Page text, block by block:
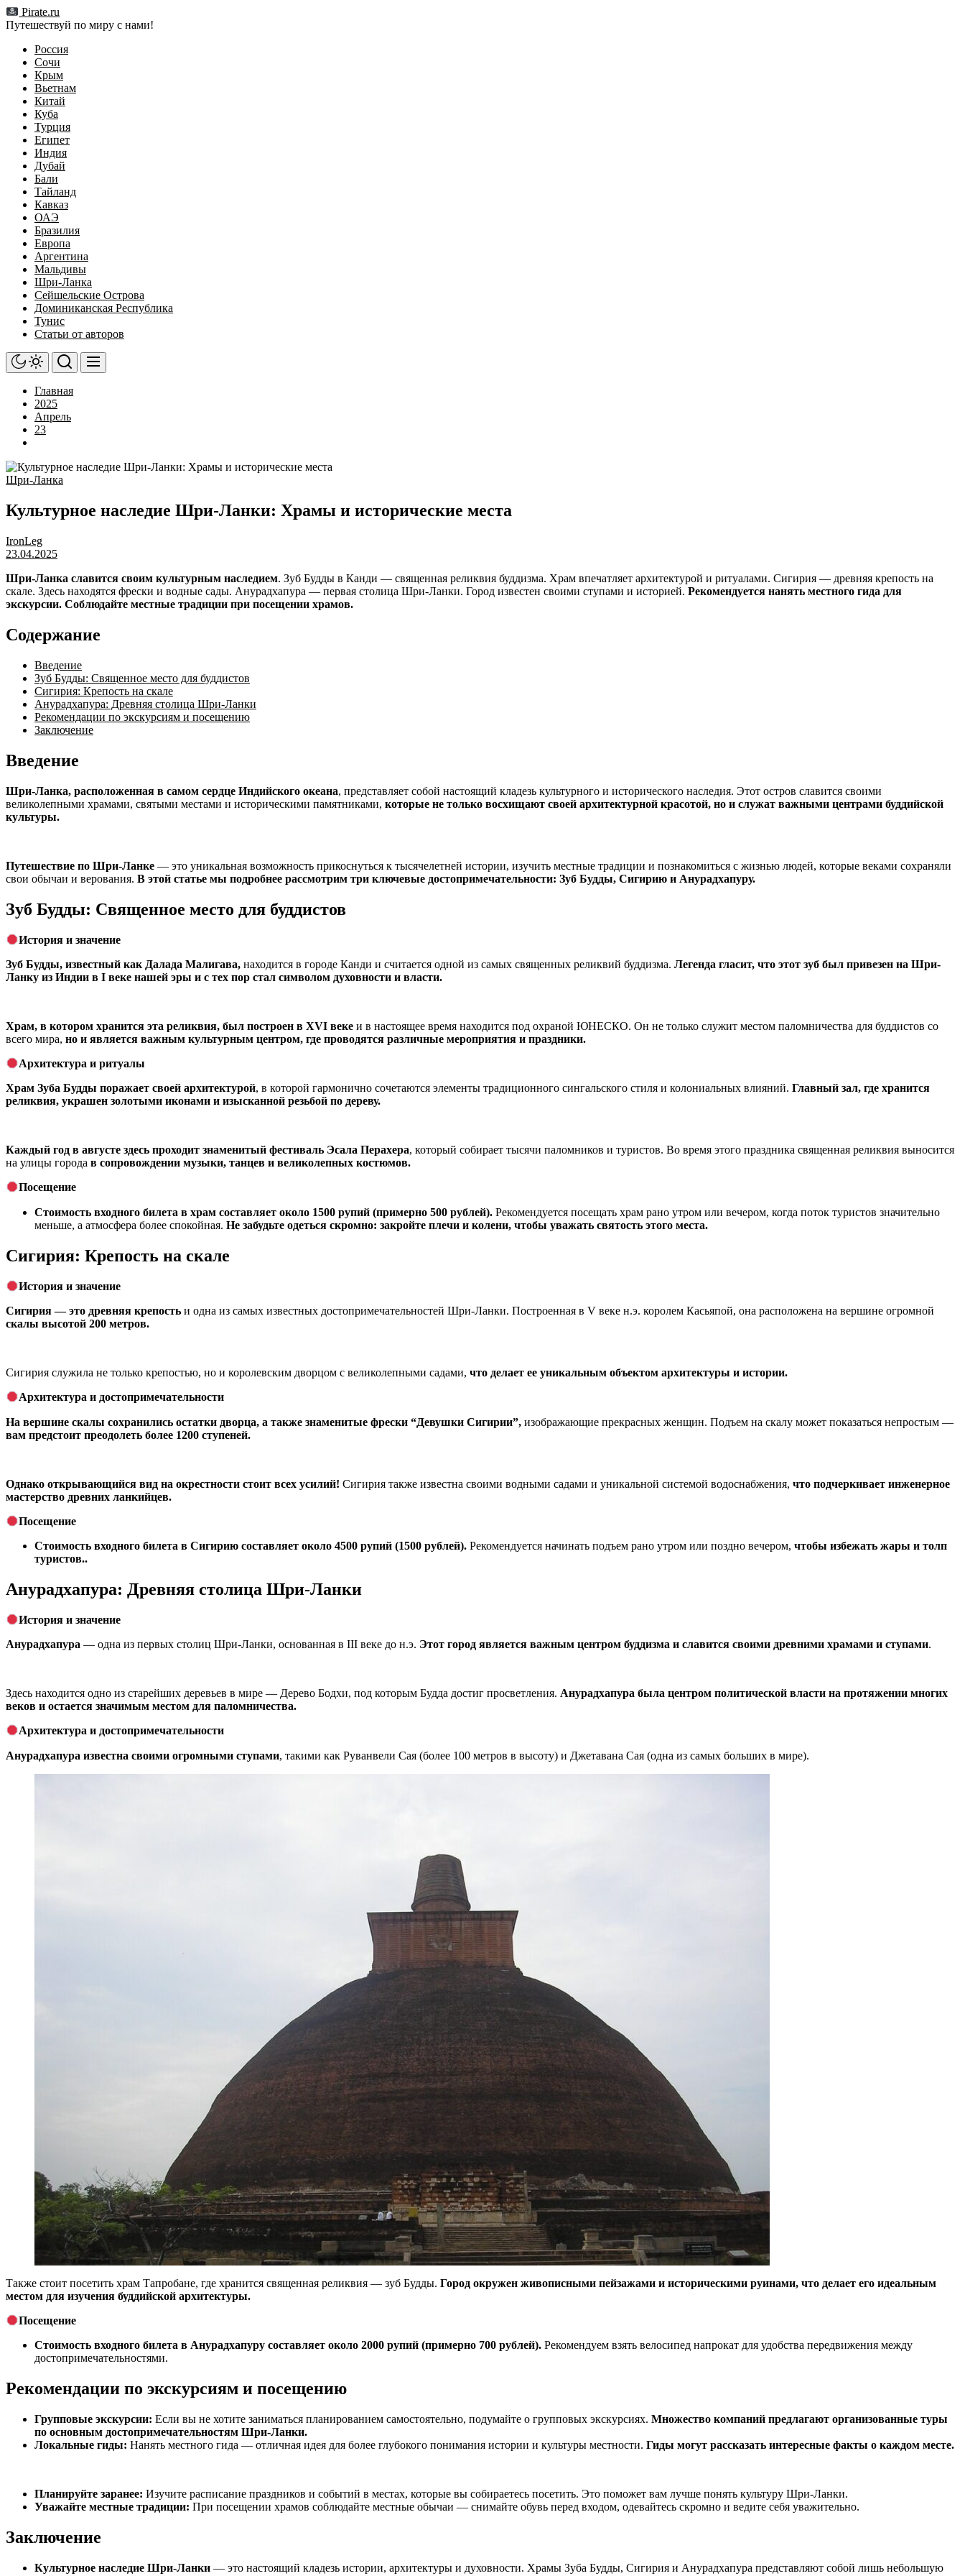
Перейти
к
Pirate.ru
Путешествуй по миру с нами!
Россия
Сочи
Крым
Вьетнам
Китай
Куба
Турция
Египет
Индия
Дубай
Бали
Тайланд
Кавказ
ОАЭ
Бразилия
Европа
Аргентина
Мальдивы
Шри-Ланка
Сейшельские Острова
Доминиканская Республика
Тунис
Статьи от авторов
Главная
2025
Апрель
23
Шри-Ланка
Культурное наследие Шри-Ланки: Храмы и исторические места
IronLeg
23.04.2025
Шри-Ланка славится своим культурным наследием. Зуб Будды в Канди — священная реликвия буддизма. Храм впечатляет архитектурой и ритуалами. Сигирия — древняя крепость на
скале. Здесь находятся фрески и водные сады. Анурадхапура — первая столица Шри-Ланки. Город известен своими ступами и историей. Рекомендуется нанять местного гида для
экскурсии. Соблюдайте местные традиции при посещении храмов.
Содержание
Введение
Зуб Будды: Священное место для буддистов
Сигирия: Крепость на скале
Анурадхапура: Древняя столица Шри-Ланки
Рекомендации по экскурсиям и посещению
Заключение
Введение
Шри-Ланка, расположенная в самом сердце Индийского океана, представляет собой настоящий кладезь культурного и исторического наследия. Этот остров славится своими
великолепными храмами, святыми местами и историческими памятниками, которые не только восхищают своей архитектурной красотой, но и служат важными центрами буддийской
культуры.
Путешествие по Шри-Ланке — это уникальная возможность прикоснуться к тысячелетней истории, изучить местные традиции и познакомиться с жизнью людей, которые веками сохраняли
свои обычаи и верования. В этой статье мы подробнее рассмотрим три ключевые достопримечательности: Зуб Будды, Сигирию и Анурадхапуру.
Зуб Будды: Священное место для буддистов
История и значение
Зуб Будды, известный как Далада Малигава, находится в городе Канди и считается одной из самых священных реликвий буддизма. Легенда гласит, что этот зуб был привезен на Шри-
Ланку из Индии в I веке нашей эры и с тех пор стал символом духовности и власти.
Храм, в котором хранится эта реликвия, был построен в XVI веке и в настоящее время находится под охраной ЮНЕСКО. Он не только служит местом паломничества для буддистов со
всего мира, но и является важным культурным центром, где проводятся различные мероприятия и праздники.
Архитектура и ритуалы
Храм Зуба Будды поражает своей архитектурой, в которой гармонично сочетаются элементы традиционного сингальского стиля и колониальных влияний. Главный зал, где хранится
реликвия, украшен золотыми иконами и изысканной резьбой по дереву.
Каждый год в августе здесь проходит знаменитый фестиваль Эсала Перахера, который собирает тысячи паломников и туристов. Во время этого праздника священная реликвия выносится
на улицы города в сопровождении музыки, танцев и великолепных костюмов.
Посещение
Стоимость входного билета в храм составляет около 1500 рупий (примерно 500 рублей). Рекомендуется посещать храм рано утром или вечером, когда поток туристов значительно
меньше, а атмосфера более спокойная. Не забудьте одеться скромно: закройте плечи и колени, чтобы уважать святость этого места.
Сигирия: Крепость на скале
История и значение
Сигирия — это древняя крепость и одна из самых известных достопримечательностей Шри-Ланки. Построенная в V веке н.э. королем Касьяпой, она расположена на вершине огромной
скалы высотой 200 метров.
Сигирия служила не только крепостью, но и королевским дворцом с великолепными садами, что делает ее уникальным объектом архитектуры и истории.
Архитектура и достопримечательности
На вершине скалы сохранились остатки дворца, а также знаменитые фрески “Девушки Сигирии”, изображающие прекрасных женщин. Подъем на скалу может показаться непростым —
вам предстоит преодолеть более 1200 ступеней.
Однако открывающийся вид на окрестности стоит всех усилий! Сигирия также известна своими водными садами и уникальной системой водоснабжения, что подчеркивает инженерное
мастерство древних ланкийцев.
Посещение
Стоимость входного билета в Сигирию составляет около 4500 рупий (1500 рублей). Рекомендуется начинать подъем рано утром или поздно вечером, чтобы избежать жары и толп
туристов..
Анурадхапура: Древняя столица Шри-Ланки
История и значение
Анурадхапура — одна из первых столиц Шри-Ланки, основанная в III веке до н.э. Этот город является важным центром буддизма и славится своими древними храмами и ступами.
Здесь находится одно из старейших деревьев в мире — Дерево Бодхи, под которым Будда достиг просветления. Анурадхапура была центром политической власти на протяжении многих
веков и остается значимым местом для паломничества.
Архитектура и достопримечательности
Анурадхапура известна своими огромными ступами, такими как Руванвели Сая (более 100 метров в высоту) и Джетавана Сая (одна из самых больших в мире).
Также стоит посетить храм Тапробане, где хранится священная реликвия — зуб Будды. Город окружен живописными пейзажами и историческими руинами, что делает его идеальным
местом для изучения буддийской архитектуры.
Посещение
Стоимость входного билета в Анурадхапуру составляет около 2000 рупий (примерно 700 рублей). Рекомендуем взять велосипед напрокат для удобства передвижения между
достопримечательностями.
Рекомендации по экскурсиям и посещению
Групповые экскурсии: Если вы не хотите заниматься планированием самостоятельно, подумайте о групповых экскурсиях. Множество компаний предлагают организованные туры
по основным достопримечательностям Шри-Ланки.
Локальные гиды: Нанять местного гида — отличная идея для более глубокого понимания истории и культуры местности. Гиды могут рассказать интересные факты о каждом месте.
Планируйте заранее: Изучите расписание праздников и событий в местах, которые вы собираетесь посетить. Это поможет вам лучше понять культуру Шри-Ланки.
Уважайте местные традиции: При посещении храмов соблюдайте местные обычаи — снимайте обувь перед входом, одевайтесь скромно и ведите себя уважительно.
Заключение
Культурное наследие Шри-Ланки — это настоящий кладезь истории, архитектуры и духовности. Храмы Зуба Будды, Сигирия и Анурадхапура представляют собой лишь небольшую